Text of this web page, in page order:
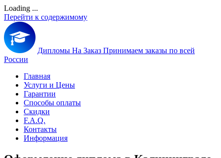
Loading ...
Перейти к содержимому
Дипломы На Заказ Принимаем заказы по всей
России
Главная
Услуги и Цены
Гарантии
Способы оплаты
Скидки
F.A.Q.
Контакты
Информация